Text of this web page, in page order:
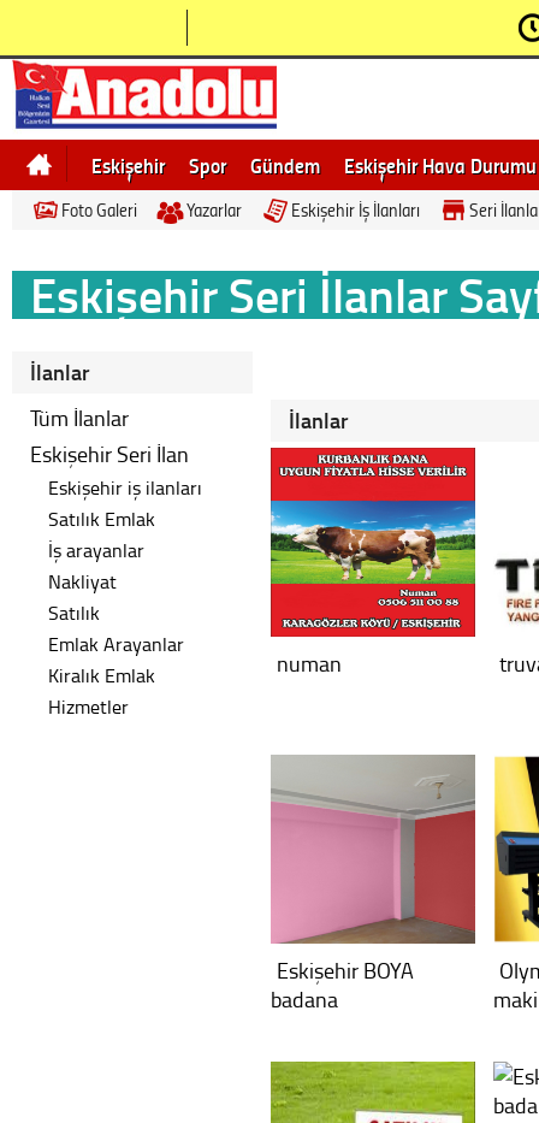
Eskişehir Spor Gündem
Eskişehir Hava Durumu
Bilecik
Ne demek Eskişehir Gezi Rehberi
Foto Galeri Yazarlar Eskişehir İş İlanları Seri
Eskişehir Seri İlanlar
İlanlar
Tüm İlanlar
Eskişehir Seri İlan
Eskişehir iş ilanları
Satılık Emlak
İş arayanlar
Nakliyat
Satılık
Emlak Arayanlar
Kiralık Emlak
Hizmetler
İlanlar
numan
Eskişehir BOYA
badana